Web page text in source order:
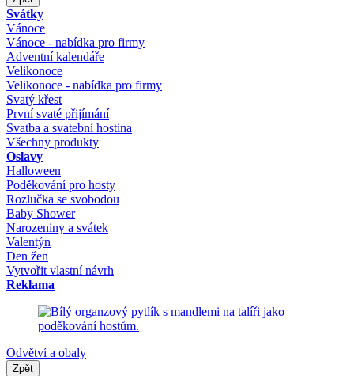
Svátky
Vánoce
Vánoce - nabídka pro firmy
Adventní kalendáře
Velikonoce
Velikonoce - nabídka pro firmy
Svatý křest
První svaté přijímání
Svatba a svatební hostina
Všechny produkty
Oslavy
Halloween
Poděkování pro hosty
Rozlučka se svobodou
Baby Shower
Narozeniny a svátek
Valentýn
Den žen
Vytvořit vlastní návrh
Reklama
Odvětví a obaly
Zpět